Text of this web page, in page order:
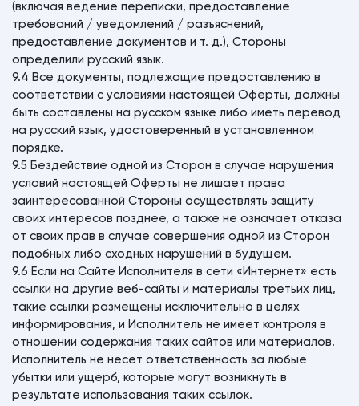
(включая ведение переписки, предоставление
требований / уведомлений / разъяснений,
предоставление документов и т. д.), Стороны
определили русский язык.
9.4 Все документы, подлежащие предоставлению в
соответствии с условиями настоящей Оферты, должны
быть составлены на русском языке либо иметь перевод
на русский язык, удостоверенный в установленном
порядке.
9.5 Бездействие одной из Сторон в случае нарушения
условий настоящей Оферты не лишает права
заинтересованной Стороны осуществлять защиту
своих интересов позднее, а также не означает отказа
от своих прав в случае совершения одной из Сторон
подобных либо сходных нарушений в будущем.
9.6 Если на Сайте Исполнителя в сети «Интернет» есть
ссылки на другие веб-сайты и материалы третьих лиц,
такие ссылки размещены исключительно в целях
информирования, и Исполнитель не имеет контроля в
отношении содержания таких сайтов или материалов.
Исполнитель не несет ответственность за любые
убытки или ущерб, которые могут возникнуть в
результате использования таких ссылок.